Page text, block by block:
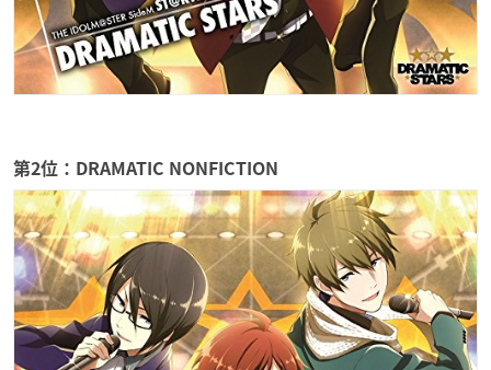
第2位：DRAMATIC NONFICTION